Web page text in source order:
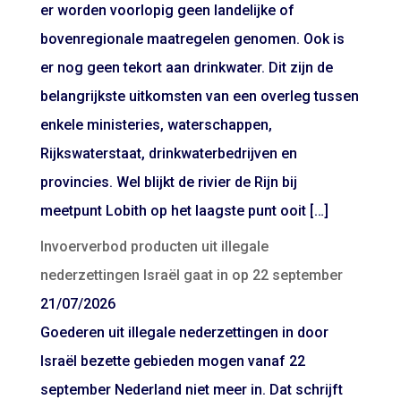
er worden voorlopig geen landelijke of
bovenregionale maatregelen genomen. Ook is
er nog geen tekort aan drinkwater. Dit zijn de
belangrijkste uitkomsten van een overleg tussen
enkele ministeries, waterschappen,
Rijkswaterstaat, drinkwaterbedrijven en
provincies. Wel blijkt de rivier de Rijn bij
meetpunt Lobith op het laagste punt ooit […]
Invoerverbod producten uit illegale
nederzettingen Israël gaat in op 22 september
21/07/2026
Goederen uit illegale nederzettingen in door
Israël bezette gebieden mogen vanaf 22
september Nederland niet meer in. Dat schrijft